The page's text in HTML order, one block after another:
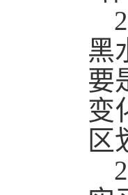
黑
要
变
区